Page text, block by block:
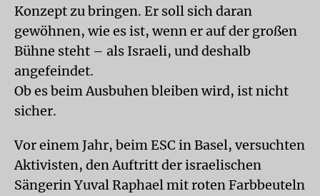
Konzept zu bringen. Er soll sich daran
gewöhnen, wie es ist, wenn er auf der großen
Bühne steht – als Israeli, und deshalb
angefeindet.
Ob es beim Ausbuhen bleiben wird, ist nicht
sicher.
Vor einem Jahr, beim ESC in Basel, versuchten
Aktivisten, den Auftritt der israelischen
Sängerin Yuval Raphael mit roten Farbbeuteln